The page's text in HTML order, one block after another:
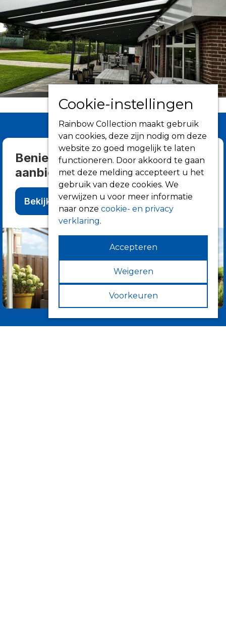
Benieuwd wat we allemaal
aanbieden?
Bekijk alle producten
Cookie-instellingen
Rainbow Collection maakt gebruik
van cookies, deze zijn nodig om deze
website zo goed mogelijk te laten
functioneren. Door akkoord te gaan
met deze melding accepteert u het
gebruik van deze cookies. We
verwijzen u voor meer informatie
naar onze cookie- en privacy
verklaring.
Accepteren
Weigeren
Voorkeuren